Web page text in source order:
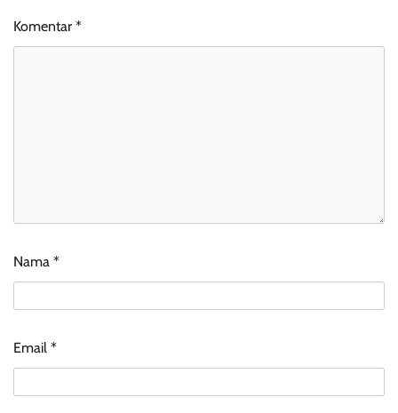
Komentar *
Nama *
Email *